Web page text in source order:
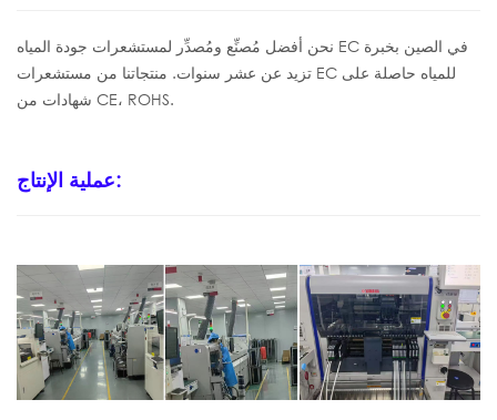
نحن أفضل مُصنِّع ومُصدِّر لمستشعرات جودة المياه EC في الصين بخبرة
تزيد عن عشر سنوات. منتجاتنا من مستشعرات EC للمياه حاصلة على
شهادات من CE، ROHS.
عملية الإنتاج: